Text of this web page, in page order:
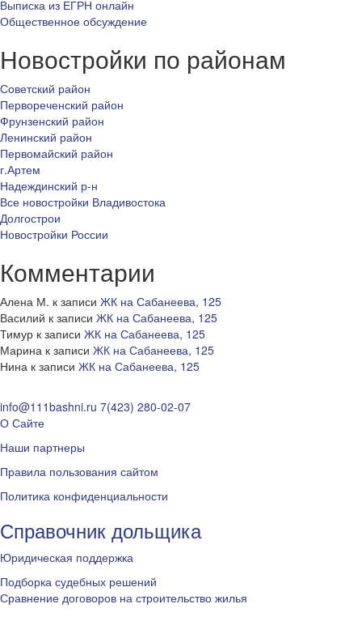
Выписка из ЕГРН онлайн
Общественное обсуждение
Новостройки по районам
Советский район
Первореченский район
Фрунзенский район
Ленинский район
Первомайский район
г.Артем
Надеждинский р-н
Все новостройки Владивостока
Долгострои
Новостройки России
Комментарии
Алена М. к записи ЖК на Сабанеева, 125
Василий к записи ЖК на Сабанеева, 125
Тимур к записи ЖК на Сабанеева, 125
Марина к записи ЖК на Сабанеева, 125
Нина к записи ЖК на Сабанеева, 125
info@111bashni.ru 7(423) 280-02-07
О Сайте
Наши партнеры
Правила пользования сайтом
Политика конфиденциальности
Справочник дольщика
Юридическая поддержка
Подборка судебных решений
Сравнение договоров на строительство жилья